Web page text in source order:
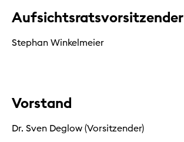
Aufsichtsratsvorsitzender
Stephan Winkelmeier
Vorstand
Dr. Sven Deglow (Vorsitzender)